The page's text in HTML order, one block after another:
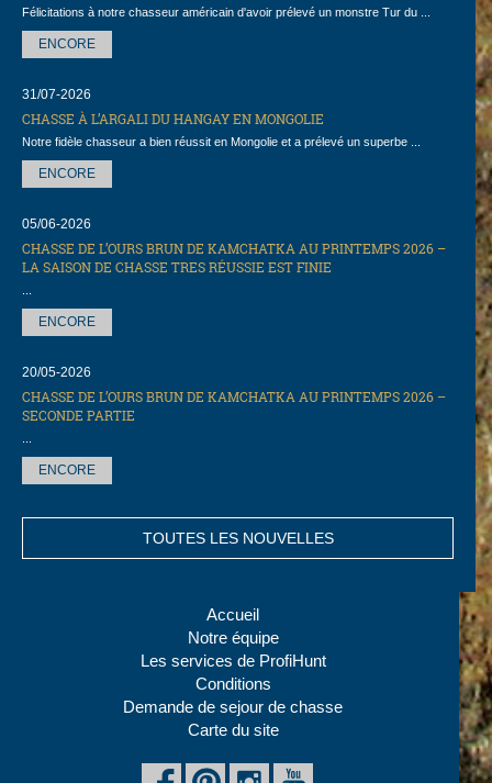
Félicitations à notre chasseur américain d'avoir prélevé un monstre Tur du ...
ENCORE
31/07-2026
CHASSE À L’ARGALI DU HANGAY EN MONGOLIE
Notre fidèle chasseur a bien réussit en Mongolie et a prélevé un superbe ...
ENCORE
05/06-2026
CHASSE DE L’OURS BRUN DE KAMCHATKA AU PRINTEMPS 2026 –
LA SAISON DE CHASSE TRES RÉUSSIE EST FINIE
ENCORE
20/05-2026
CHASSE DE L’OURS BRUN DE KAMCHATKA AU PRINTEMPS 2026 –
SECONDE PARTIE
ENCORE
TOUTES LES NOUVELLES
Accueil
Notre équipe
Les services de ProfiHunt
Conditions
Demande de sejour de chasse
Carte du site